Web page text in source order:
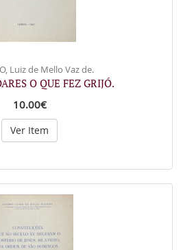
Luiz de Mello Vaz de.
O QUE FEZ GRIJÓ.
10.00€
Ver Item